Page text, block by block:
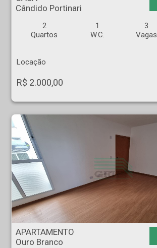
Cândido Portinari
2
Quartos
1
W.C.
3
Vagas
Locação
R$ 2.000,00
APARTAMENTO - Ouro Branco - Ribeirão Preto
APARTAMENTO
Ouro Branco